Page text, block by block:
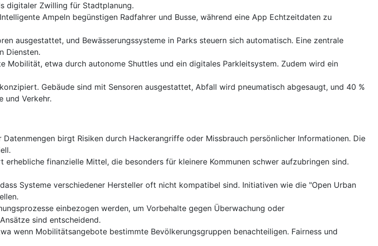
digitaler Zwilling für Stadtplanung.
Ampeln begünstigen Radfahrer und Busse, während eine App Echtzeitdaten zu
ausgestattet, und Bewässerungssysteme in Parks steuern sich automatisch. Eine zentrale
Diensten.
Mobilität, etwa durch autonome Shuttles und ein digitales Parkleitsystem. Zudem wird ein
konzipiert. Gebäude sind mit Sensoren ausgestattet, Abfall wird pneumatisch abgesaugt, und 40 %
und Verkehr.
birgt Risiken durch Hackerangriffe oder Missbrauch persönlicher Informationen. Die
finanzielle Mittel, die besonders für kleinere Kommunen schwer aufzubringen sind.
Systeme verschiedener Hersteller oft nicht kompatibel sind. Initiativen wie die "Open Urban
einbezogen werden, um Vorbehalte gegen Überwachung oder
sind entscheidend.
wenn Mobilitätsangebote bestimmte Bevölkerungsgruppen benachteiligen. Fairness und